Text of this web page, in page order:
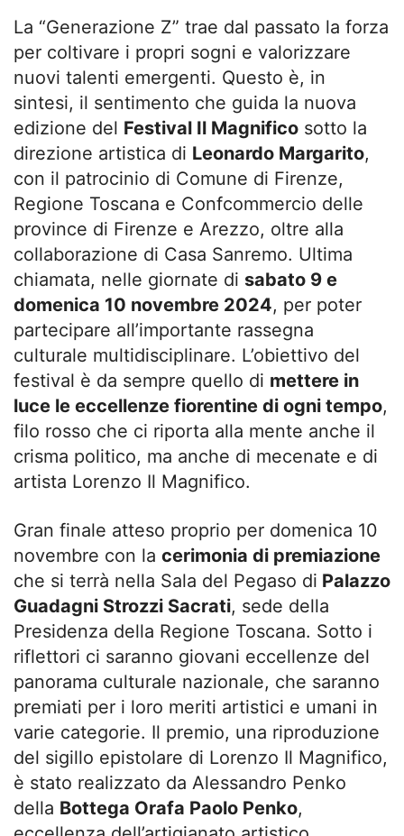
La “Generazione Z” trae dal passato la forza
per coltivare i propri sogni e valorizzare
nuovi talenti emergenti. Questo è, in
sintesi, il sentimento che guida la nuova
edizione del Festival Il Magnifico sotto la
direzione artistica di Leonardo Margarito,
con il patrocinio di Comune di Firenze,
Regione Toscana e Confcommercio delle
province di Firenze e Arezzo, oltre alla
collaborazione di Casa Sanremo. Ultima
chiamata, nelle giornate di sabato 9 e
domenica 10 novembre 2024, per poter
partecipare all’importante rassegna
culturale multidisciplinare. L’obiettivo del
festival è da sempre quello di mettere in
luce le eccellenze fiorentine di ogni tempo,
filo rosso che ci riporta alla mente anche il
crisma politico, ma anche di mecenate e di
artista Lorenzo Il Magnifico.
Gran finale atteso proprio per domenica 10
novembre con la cerimonia di premiazione
che si terrà nella Sala del Pegaso di Palazzo
Guadagni Strozzi Sacrati, sede della
Presidenza della Regione Toscana. Sotto i
riflettori ci saranno giovani eccellenze del
panorama culturale nazionale, che saranno
premiati per i loro meriti artistici e umani in
varie categorie. Il premio, una riproduzione
del sigillo epistolare di Lorenzo Il Magnifico,
è stato realizzato da Alessandro Penko
della Bottega Orafa Paolo Penko,